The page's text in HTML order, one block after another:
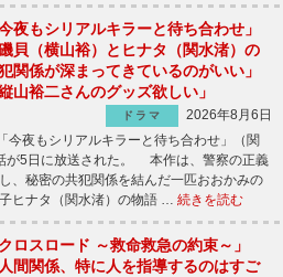
今夜もシリアルキラーと待ち合わせ」
磯貝（横山裕）とヒナタ（関水渚）の
関係が深まってきているのがいい」
縦山裕二さんのグッズ欲しい」
ドラマ
2026年8月6日
今夜もシリアルキラーと待ち合わせ」（関
が5日に放送された。 本作は、警察の正義
、秘密の共犯関係を結んだ一匹おおかみの
ヒナタ（関水渚）の物語 … 続きを読む
クロスロード ～救命救急の約束～」
人間関係、特に人を指導するのはすご